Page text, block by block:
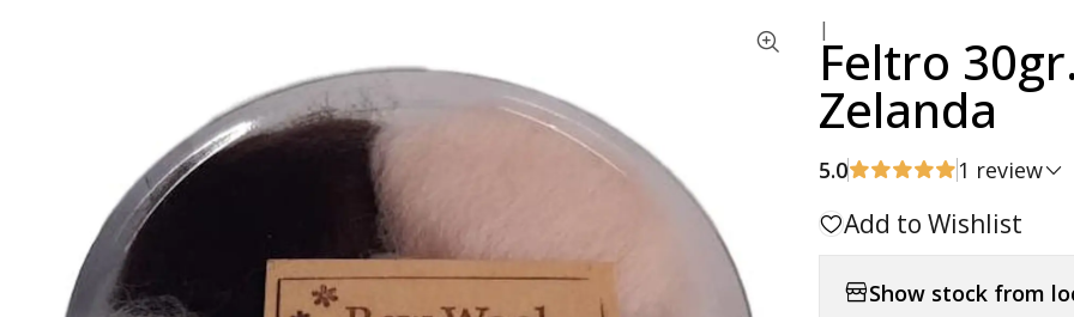
|
Feltro
Zelanda
5.0 1 review
Add to Wishlist
Show stock from